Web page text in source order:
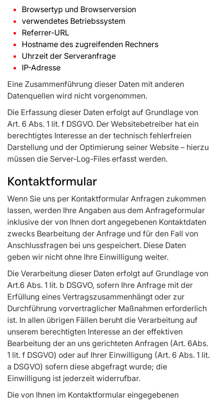
Browsertyp und Browserversion
verwendetes Betriebssystem
Referrer-URL
Hostname des zugreifenden Rechners
Uhrzeit der Serveranfrage
IP-Adresse
Eine Zusammenführung dieser Daten mit anderen
Datenquellen wird nicht vorgenommen.
Die Erfassung dieser Daten erfolgt auf Grundlage von
Art. 6 Abs. 1 lit. f DSGVO. Der Websitebetreiber hat ein
berechtigtes Interesse an der technisch fehlerfreien
Darstellung und der Optimierung seiner Website – hierzu
müssen die Server-Log-Files erfasst werden.
Kontaktformular
Wenn Sie uns per Kontaktformular Anfragen zukommen
lassen, werden Ihre Angaben aus dem Anfrageformular
inklusive der von Ihnen dort angegebenen Kontaktdaten
zwecks Bearbeitung der Anfrage und für den Fall von
Anschlussfragen bei uns gespeichert. Diese Daten
geben wir nicht ohne Ihre Einwilligung weiter.
Die Verarbeitung dieser Daten erfolgt auf Grundlage von
Art.6 Abs. 1 lit. b DSGVO, sofern Ihre Anfrage mit der
Erfüllung eines Vertragszusammenhängt oder zur
Durchführung vorvertraglicher Maßnahmen erforderlich
ist. In allen übrigen Fällen beruht die Verarbeitung auf
unserem berechtigten Interesse an der effektiven
Bearbeitung der an uns gerichteten Anfragen (Art. 6Abs.
1 lit. f DSGVO) oder auf Ihrer Einwilligung (Art. 6 Abs. 1 lit.
a DSGVO) sofern diese abgefragt wurde; die
Einwilligung ist jederzeit widerrufbar.
Die von Ihnen im Kontaktformular eingegebenen